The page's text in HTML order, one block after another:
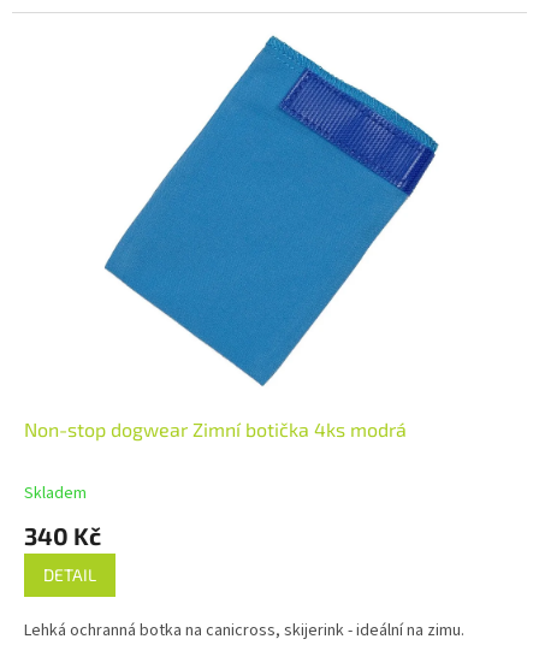
Non-stop dogwear Zimní botička 4ks modrá
Skladem
340 Kč
DETAIL
Lehká ochranná botka na canicross, skijerink - ideální na zimu.